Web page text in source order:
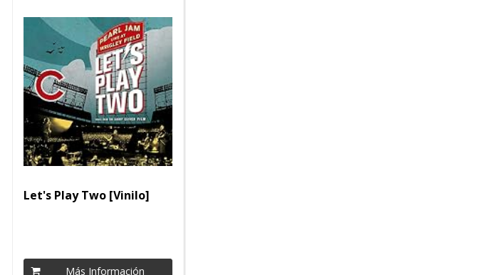
Let's Play Two [Vinilo]
Más Información